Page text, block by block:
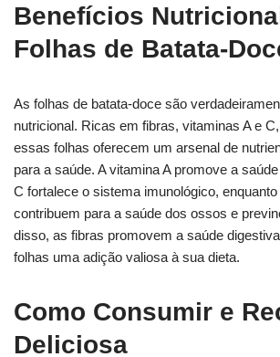
Benefícios
Folhas de Batata-
As folhas de batata-doce são
nutricional. Ricas em fibras, vitaminas A e
essas folhas oferecem um arsenal de
para a saúde. A vitamina A promove a
C fortalece o sistema imunológico,
contribuem para a saúde dos ossos e
disso, as fibras promovem a saúde
folhas uma adição valiosa à sua dieta.
Como Consumir e
Deliciosa